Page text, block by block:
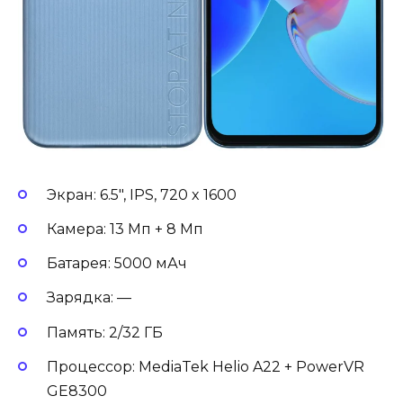
Экран: 6.5″, IPS, 720 x 1600
Камера: 13 Мп + 8 Мп
Батарея: 5000 мАч
Зарядка: —
Память: 2/32 ГБ
Процессор: MediaTek Helio A22 + PowerVR
GE8300